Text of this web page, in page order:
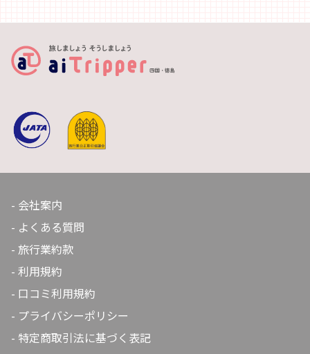
会社案内
よくある質問
旅行業約款
利用規約
口コミ利用規約
プライバシーポリシー
特定商取引法に基づく表記